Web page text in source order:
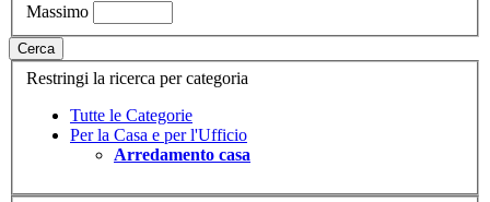
Massimo
Cerca
Restringi la ricerca per categoria
Tutte le Categorie
Per la Casa e per l'Ufficio
Arredamento casa